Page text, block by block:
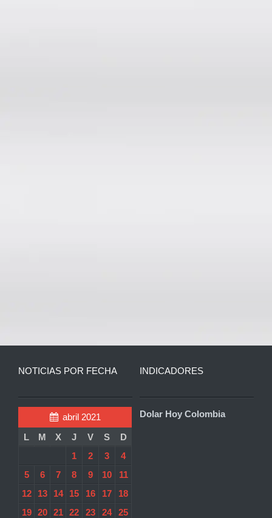
NOTICIAS POR FECHA
abril 2021
L
M X J V S
D
1
2 3
4
5
6 7 8 9 10
11
12
13 14 15 16 17
18
19
20 21 22 23 24
25
INDICADORES
Dolar Hoy Colombia